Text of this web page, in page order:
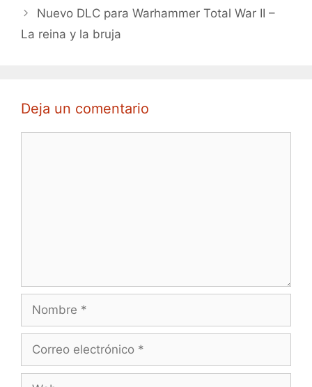
Nuevo DLC para Warhammer Total War II –
La reina y la bruja
Deja un comentario
electrónico